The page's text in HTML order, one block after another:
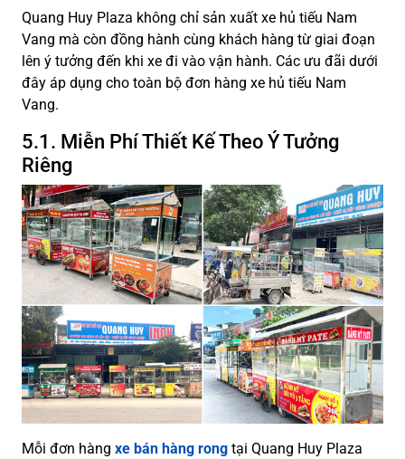
Quang Huy Plaza không chỉ sản xuất xe hủ tiếu Nam
Vang mà còn đồng hành cùng khách hàng từ giai đoạn
lên ý tưởng đến khi xe đi vào vận hành. Các ưu đãi dưới
đây áp dụng cho toàn bộ đơn hàng xe hủ tiếu Nam
Vang.
5.1. Miễn Phí Thiết Kế Theo Ý Tưởng
Riêng
Mỗi đơn hàng xe bán hàng rong tại Quang Huy Plaza